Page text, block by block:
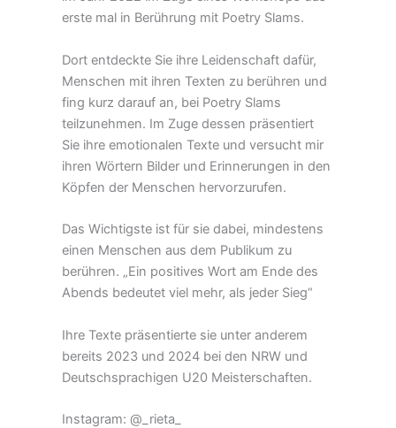
erste mal in Berührung mit Poetry Slams.
Dort entdeckte Sie ihre Leidenschaft dafür,
Menschen mit ihren Texten zu berühren und
fing kurz darauf an, bei Poetry Slams
teilzunehmen. Im Zuge dessen präsentiert
Sie ihre emotionalen Texte und versucht mir
ihren Wörtern Bilder und Erinnerungen in den
Köpfen der Menschen hervorzurufen.
Das Wichtigste ist für sie dabei, mindestens
einen Menschen aus dem Publikum zu
berühren. „Ein positives Wort am Ende des
Abends bedeutet viel mehr, als jeder Sieg“
Ihre Texte präsentierte sie unter anderem
bereits 2023 und 2024 bei den NRW und
Deutschsprachigen U20 Meisterschaften.
Instagram: @_rieta_